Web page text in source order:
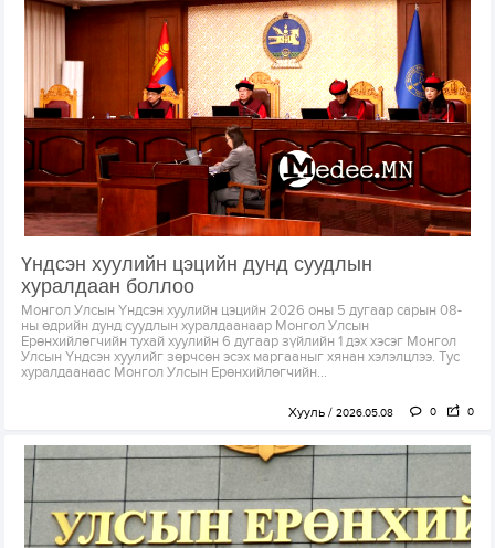
Үндсэн хуулийн цэцийн дунд суудлын
хуралдаан боллоо
Монгол Улсын Үндсэн хуулийн цэцийн 2026 оны 5 дугаар сарын 08-
ны өдрийн дунд суудлын хуралдаанаар Монгол Улсын
Ерөнхийлөгчийн тухай хуулийн 6 дугаар зүйлийн 1 дэх хэсэг Монгол
Улсын Үндсэн хуулийг зөрчсөн эсэх маргааныг хянан хэлэлцлээ. Тус
хуралдаанаас Монгол Улсын Ерөнхийлөгчийн...
Хууль 2026.05.08 0 0